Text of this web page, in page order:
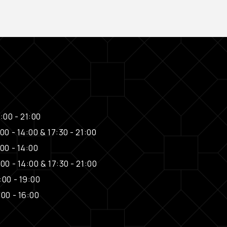
- 21:00
- 14:00 & 17:30 - 21:00
- 14:00
- 14:00 & 17:30 - 21:00
- 19:00
- 16:00